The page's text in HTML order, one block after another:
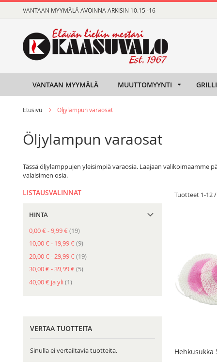
to
VANTAAN MYYMÄLÄ AVOINNA ARKISIN 10.15 -16
VANTAAN MYYMÄLÄ MUUTTOMYYNTI
Etusivu Öljylampun varaosat
Öljylampun varaosat
Tässä öljylamppujen yleisimpiä varaosia. Laajaan valikoimaamme
valaisimen osia.
Tuotteet 1-12/
Hehkusukka
LISTAUSVALINNAT
HINTA
0,00 € -9,99 € 19tuote
10,00 € - 19,99 € 9tuote
20,00 € - 29,99 € 19tuote
30,00 € -39,99 € 5tuote
40,00 € ja yli 1tuote
VERTAA TUOTTEITA
Sinulla ei vertailtavia tuotteita.